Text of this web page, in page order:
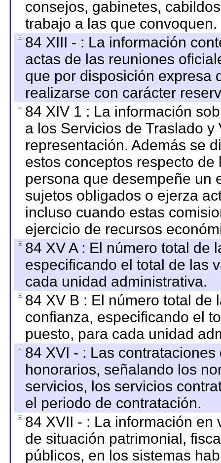
consejos, gabinetes,
trabajo a las que convoquen.
84 XIII - : La información
actas de las reuniones
que por disposición expresa
realizarse con carácter
84 XIV 1 : La información
a los Servicios de Traslado
representación. Además se
estos conceptos respecto
persona que desempeñe un
sujetos obligados o ejerza
incluso cuando estas
ejercicio de recursos
84 XV A : El número total de
especificando el total de las
cada unidad administrativa.
84 XV B : El número total de
confianza, especificando el
puesto, para cada unidad
84 XVI - : Las
honorarios, señalando los
servicios, los servicios
el periodo de contratación.
84 XVII - : La información
de situación patrimonial,
públicos, en los sistemas